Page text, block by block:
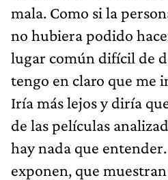
mala. Como si la
no hubiera podido
lugar común difícil de
tengo en claro que me
Iría más lejos y diría
de las películas
hay nada que
exponen, que